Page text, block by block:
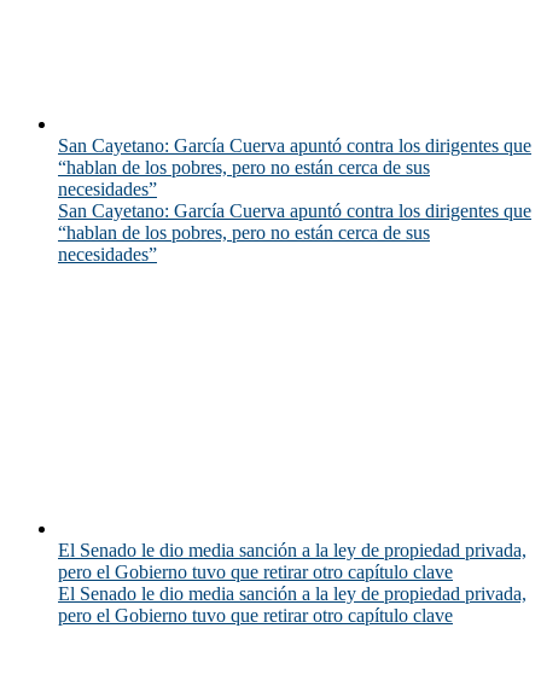
San Cayetano: García Cuerva apuntó contra los dirigentes que
“hablan de los pobres, pero no están cerca de sus
necesidades”
San Cayetano: García Cuerva apuntó contra los dirigentes que
“hablan de los pobres, pero no están cerca de sus
necesidades”
El Senado le dio media sanción a la ley de propiedad privada,
pero el Gobierno tuvo que retirar otro capítulo clave
El Senado le dio media sanción a la ley de propiedad privada,
pero el Gobierno tuvo que retirar otro capítulo clave